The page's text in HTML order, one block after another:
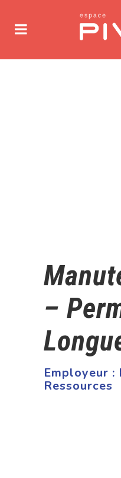
–
Employeur :
Ressources